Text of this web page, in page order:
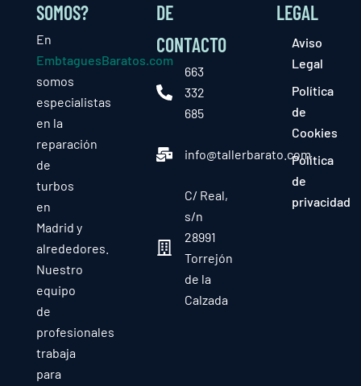
SOMOS?
En
EmbtaguesBaratos.com
somos
especialistas
en la
reparación
de
turbos
en
Madrid y
alrededores.
Nuestro
equipo
de
profesionales
trabaja
para
DE
CONTACTO
663
332
685
info@tallerbarato.com
C/ Real,
s/n
28991
Torrejón
de la
Calzada
LEGAL
Aviso
Legal
Política
de
Cookies
Política
de
privacidad